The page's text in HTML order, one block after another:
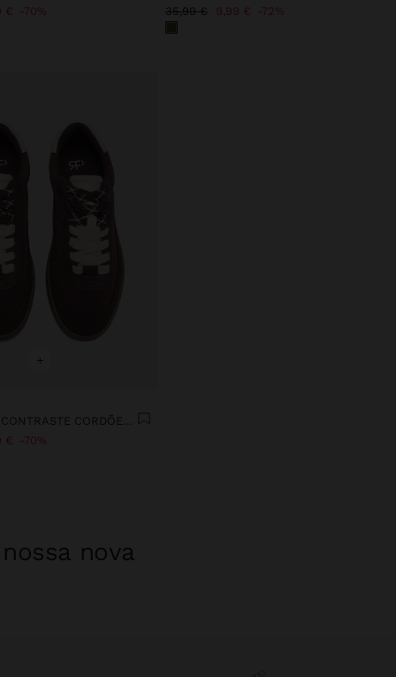
€ 70% 35,99 € 9,99 € 72%
+
SAPATILHAS CONTRASTE CORDÕES DUPLOS
€ 70%
nova